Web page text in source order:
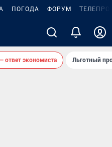
ПОГОДА ФОРУМ
ответ экономиста Льготный